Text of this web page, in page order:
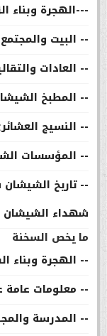
---الهجرة وبناء
-- البيت والمجتمع
-- العادات
-- المطبخ
-- النسيج
-- المؤسسات
-- تاريخ الشيشان
شهداء الشيشان
ما يخص السخنة
-- الهجرة وبناء
-- معلومات عامة
-- المدرسة